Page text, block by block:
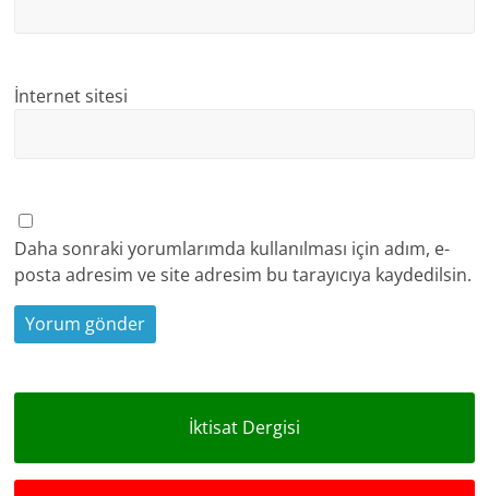
İnternet sitesi
Daha sonraki yorumlarımda kullanılması için adım, e-
posta adresim ve site adresim bu tarayıcıya kaydedilsin.
İktisat Dergisi